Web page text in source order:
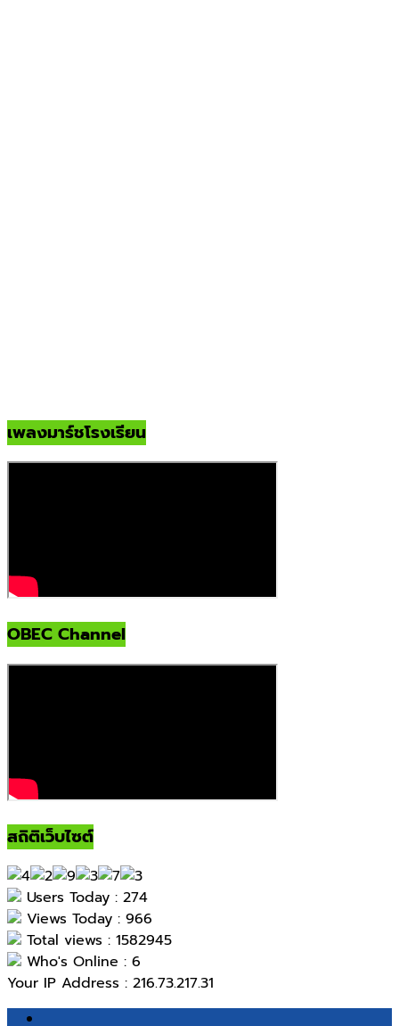
เพลงมาร์ชโรงเรียน
OBEC Channel
สถิติเว็บไซต์
Users Today : 274
Views Today : 966
Total views : 1582945
Who's Online : 6
Your IP Address : 216.73.217.31